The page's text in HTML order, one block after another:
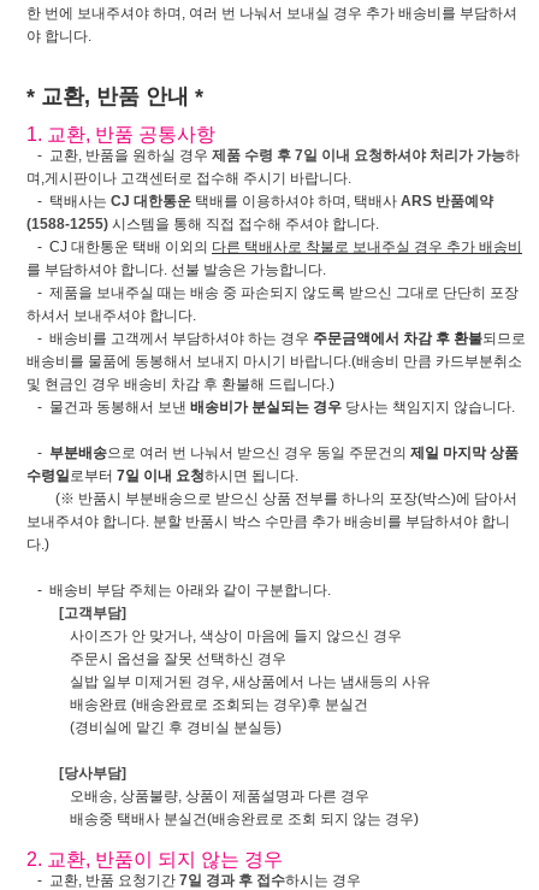
한 번에 보내주셔야 하며, 여러 번 나눠서 보내실 경우 추가 배송비를 부담하셔
야 합니다.
* 교환, 반품 안내 *
1. 교환, 반품 공통사항
- 교환, 반품을 원하실 경우 제품 수령 후 7일 이내 요청하셔야 처리가 가능하
며,게시판이나 고객센터로 접수해 주시기 바랍니다.
- 택배사는 CJ 대한통운 택배를 이용하셔야 하며, 택배사 ARS 반품예약
(1588-1255) 시스템을 통해 직접 접수해 주셔야 합니다.
- CJ 대한통운 택배 이외의 다른 택배사로 착불로 보내주실 경우 추가 배송비
를 부담하셔야 합니다. 선불 발송은 가능합니다.
- 제품을 보내주실 때는 배송 중 파손되지 않도록 받으신 그대로 단단히 포장
하셔서 보내주셔야 합니다.
- 배송비를 고객께서 부담하셔야 하는 경우 주문금액에서 차감 후 환불되므로
배송비를 물품에 동봉해서 보내지 마시기 바랍니다.(배송비 만큼 카드부분취소
및 현금인 경우 배송비 차감 후 환불해 드립니다.)
- 물건과 동봉해서 보낸 배송비가 분실되는 경우 당사는 책임지지 않습니다.
- 부분배송으로 여러 번 나눠서 받으신 경우 동일 주문건의 제일 마지막 상품
수령일 로부터 7일 이내 요청하시면 됩니다.
(※ 반품시 부분배송으로 받으신 상품 전부를 하나의 포장(박스)에 담아서
보내주셔야 합니다. 분할 반품시 박스 수만큼 추가 배송비를 부담하셔야 합니
다.)
- 배송비 부담 주체는 아래와 같이 구분합니다.
[고객부담]
사이즈가 안 맞거나, 색상이 마음에 들지 않으신 경우
주문시 옵션을 잘못 선택하신 경우
실밥 일부 미제거된 경우, 새상품에서 나는 냄새등의 사유
배송완료 (배송완료로 조회되는 경우)후 분실건
(경비실에 맡긴 후 경비실 분실등)
[당사부담]
오배송, 상품불량, 상품이 제품설명과 다른 경우
배송중 택배사 분실건(배송완료로 조회 되지 않는 경우)
2. 교환, 반품이 되지 않는 경우
- 교환, 반품 요청기간 7일 경과 후 접수하시는 경우